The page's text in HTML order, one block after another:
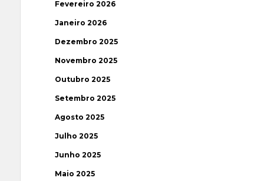
Fevereiro 2026
Janeiro 2026
Dezembro 2025
Novembro 2025
Outubro 2025
Setembro 2025
Agosto 2025
Julho 2025
Junho 2025
Maio 2025